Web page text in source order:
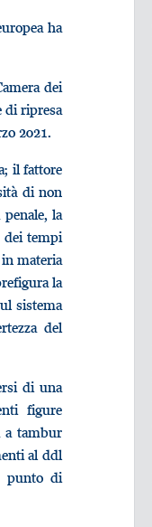
ha
dei
di ripresa
2021.
il fattore
di non
la
dei tempi
materia
la
sistema
del
di una
figure
a tambur
al ddl
punto di